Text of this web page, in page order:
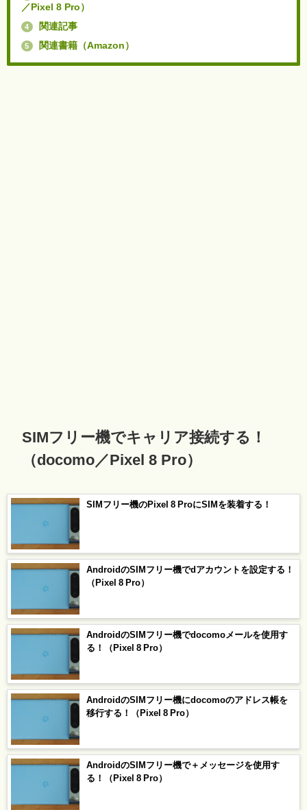
／Pixel 8 Pro）
4 関連記事
5 関連書籍（Amazon）
SIMフリー機でキャリア接続する！
（docomo／Pixel 8 Pro）
SIMフリー機のPixel 8 ProにSIMを装着する！
AndroidのSIMフリー機でdアカウントを設定する！
（Pixel 8 Pro）
AndroidのSIMフリー機でdocomoメールを使用す
る！（Pixel 8 Pro）
AndroidのSIMフリー機にdocomoのアドレス帳を
移行する！（Pixel 8 Pro）
AndroidのSIMフリー機で＋メッセージを使用す
る！（Pixel 8 Pro）